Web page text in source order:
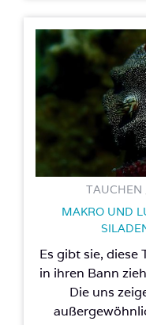
TAUCHEN
MAKRO UND
Es gibt sie, diese
in ihren Bann
Die uns